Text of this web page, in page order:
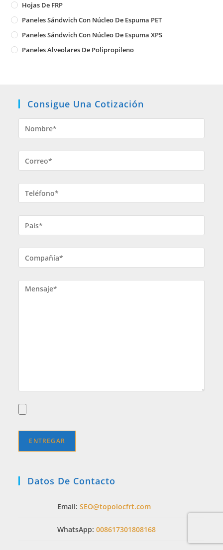
Hojas De FRP
Paneles Sándwich Con Núcleo De Espuma PET
Paneles Sándwich Con Núcleo De Espuma XPS
Paneles Alveolares De Polipropileno
Consigue Una Cotización
Datos De Contacto
Email:SEO@topolocfrt.com
WhatsApp:008617301808168